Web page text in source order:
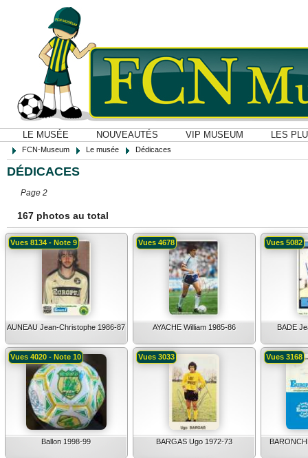
LE MUSÉE NOUVEAUTÉS VIP MUSEUM LES
FCN-Museum Le musée Dédicaces
DÉDICACES
Page 2
167 photos au total
AUNEAU Jean-Christophe 1986-87
Vues 8134 - Note 9
AYACHE William 1985-86
Vues 4678
BADE
Vues 5082
Ballon 1998-99
Vues 4020 - Note 10
BARGAS Ugo 1972-73
Vues 3033 Vues 3168